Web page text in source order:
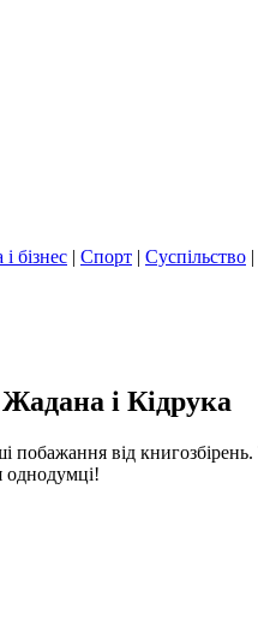
бізнес | Спорт | Суспільство |
і Кідрука
побажання від
однодумці!